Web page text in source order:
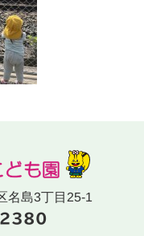
名島3丁目25-1